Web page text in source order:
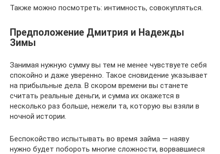
Также можно посмотреть: интимность, совокупляться.
Предположение Дмитрия и Надежды
Зимы
Занимая нужную сумму вы тем не менее чувствуете себя
спокойно и даже уверенно. Такое сновидение указывает
на прибыльные дела. В скором времени вы станете
считать реальные деньги, и сумма их окажется в
несколько раз больше, нежели та, которую вы взяли в
ночной истории.
Беспокойство испытывать во время займа — наяву
нужно будет побороть многие сложности, ворвавшиеся